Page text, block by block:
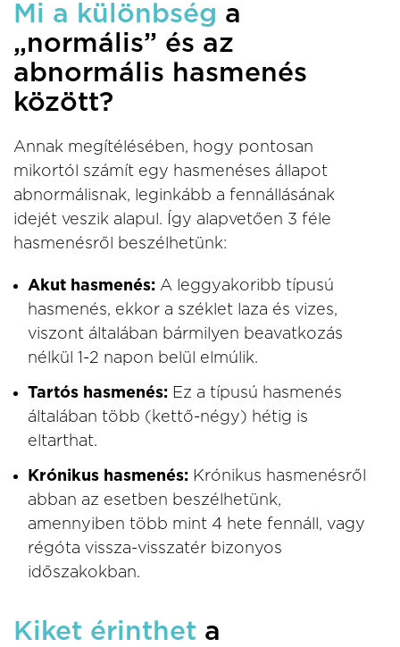
Mi a különbség a
„normális” és az
abnormális hasmenés
között?
Annak megítélésében, hogy pontosan
mikortól számít egy hasmenéses állapot
abnormálisnak, leginkább a fennállásának
idejét veszik alapul. Így alapvetően 3 féle
hasmenésről beszélhetünk:
Akut hasmenés: A leggyakoribb típusú
hasmenés, ekkor a széklet laza és vizes,
viszont általában bármilyen beavatkozás
nélkül 1-2 napon belül elmúlik.
Tartós hasmenés: Ez a típusú hasmenés
általában több (kettő-négy) hétig is
eltarthat.
Krónikus hasmenés: Krónikus hasmenésről
abban az esetben beszélhetünk,
amennyiben több mint 4 hete fennáll, vagy
régóta vissza-visszatér bizonyos
időszakokban.
Kiket érinthet a